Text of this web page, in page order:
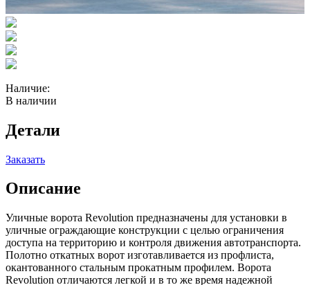
Наличие:
В наличии
Детали
Заказать
Описание
Уличные ворота Revolution предназначены для установки в
уличные ограждающие конструкции с целью ограничения
доступа на территорию и контроля движения автотранспорта.
Полотно откатных ворот изготавливается из профлиста,
окантованного стальным прокатным профилем. Ворота
Revolution отличаются легкой и в то же время надежной